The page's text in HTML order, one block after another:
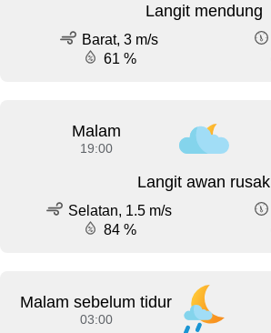
Langit mendung
Barat, 3 m/s
61 %
Malam
19:00
Langit awan rusak
Selatan, 1.5 m/s
84 %
Malam sebelum tidur
03:00